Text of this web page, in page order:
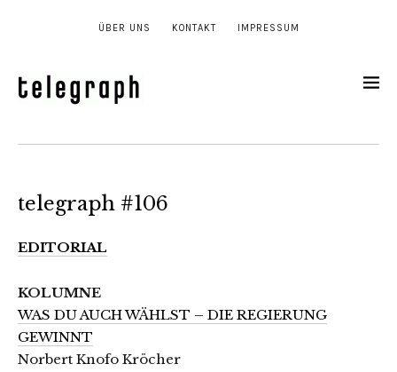
ÜBER UNS KONTAKT IMPRESSUM
telegraph #106
EDITORIAL
KOLUMNE
WAS DU AUCH WÄHLST – DIE REGIERUNG
GEWINNT
Norbert Knofo Kröcher